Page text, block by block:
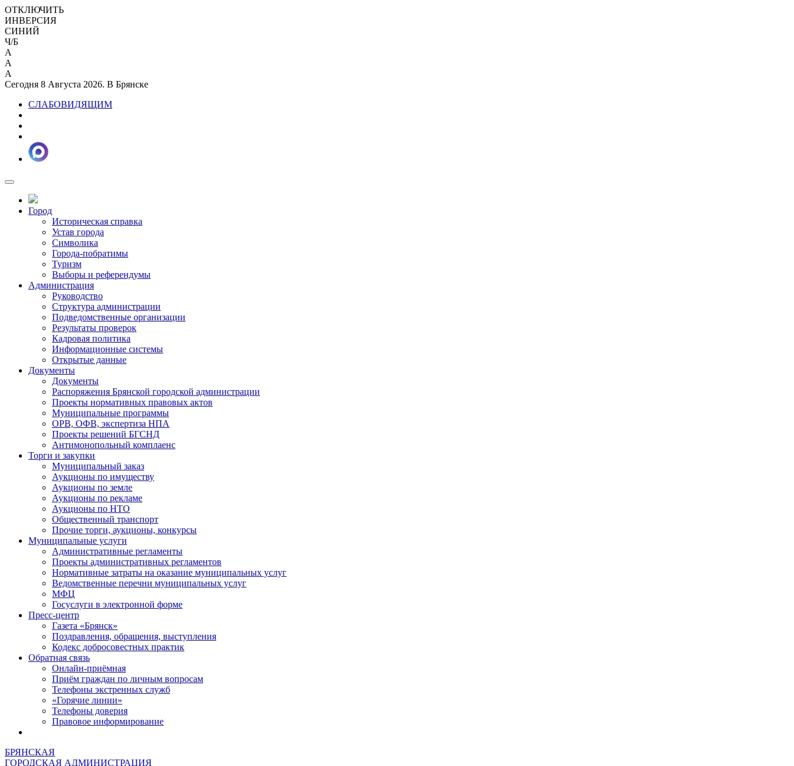
ОТКЛЮЧИТЬ
ИНВЕРСИЯ
СИНИЙ
Ч/Б
A
A
A
Сегодня 8 Августа 2026. В Брянске
СЛАБОВИДЯЩИМ
Город
Историческая справка
Устав города
Символика
Города-побратимы
Туризм
Выборы и референдумы
Администрация
Руководство
Структура администрации
Подведомственные организации
Результаты проверок
Кадровая политика
Информационные системы
Открытые данные
Документы
Документы
Распоряжения Брянской городской администрации
Проекты нормативных правовых актов
Муниципальные программы
ОРВ, ОФВ, экспертиза НПА
Проекты решений БГСНД
Антимонопольный комплаенс
Торги и закупки
Муниципальный заказ
Аукционы по имуществу
Аукционы по земле
Аукционы по рекламе
Аукционы по НТО
Общественный транспорт
Прочие торги, аукционы, конкурсы
Муниципальные услуги
Административные регламенты
Проекты административных регламентов
Нормативные затраты на оказание муниципальных услуг
Ведомственные перечни муниципальных услуг
МФЦ
Госуслуги в электронной форме
Пресс-центр
Газета «Брянск»
Поздравления, обращения, выступления
Кодекс добросовестных практик
Обратная связь
Онлайн-приёмная
Приём граждан по личным вопросам
Телефоны экстренных служб
«Горячие линии»
Телефоны доверия
Правовое информирование
БРЯНСКАЯ
ГОРОДСКАЯ АДМИНИСТРАЦИЯ